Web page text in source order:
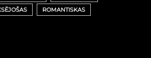
ROMANTISKAS